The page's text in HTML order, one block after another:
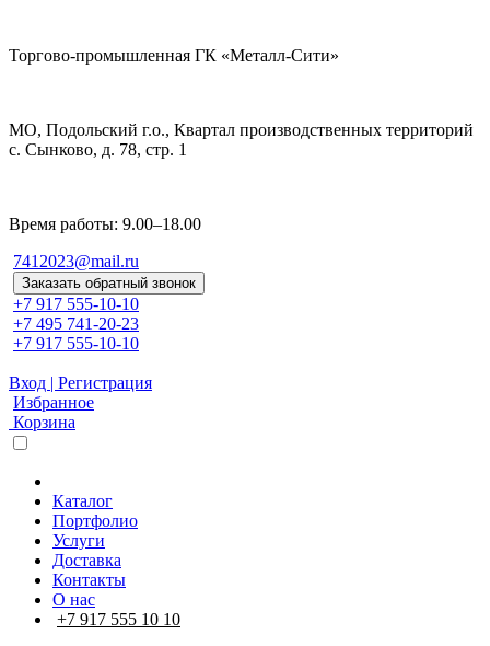
Торгово-промышленная ГК «Металл-Сити»
МО, Подольский г.о., Квартал производственных территорий
с. Сынково, д. 78, стр. 1
Время работы: 9.00–18.00
7412023@mail.ru
Заказать обратный звонок
+7 917 555-10-10
+7 495 741-20-23
+7 917 555-10-10
Вход | Регистрация
Избранное
Корзина
Каталог
Портфолио
Услуги
Доставка
Контакты
О нас
+7 917 555 10 10